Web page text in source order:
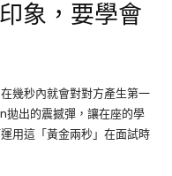
象，要學會
幾秒內就會對對方產生第一
拋出的震撼彈，讓在座的學
用這「黃金兩秒」在面試時